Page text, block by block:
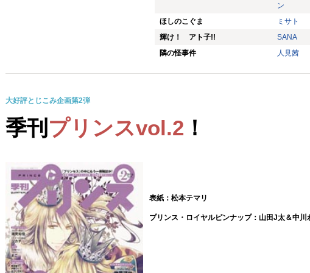
ン
ほしのこぐま
ミサト
輝け！ アト子!!
SANA
隣の怪事件
人見茜
大好評とじこみ企画第2弾
季刊 プリンスvol.2 ！
表紙：松本テマリ
プリンス・ロイヤルピンナップ： 山田J太＆中川